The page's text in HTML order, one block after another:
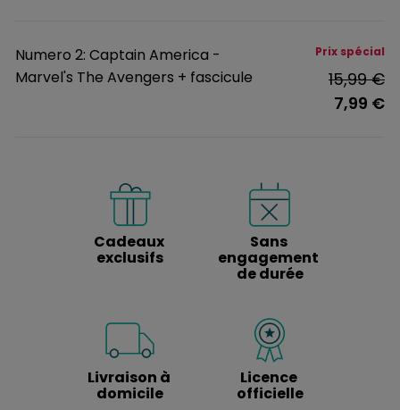
Numero 2: Captain America -
Marvel's The Avengers + fascicule
Prix spécial
15,99 €
7,99 €
Cadeaux
exclusifs
Sans
engagement
de durée
Livraison à
domicile
Licence
officielle